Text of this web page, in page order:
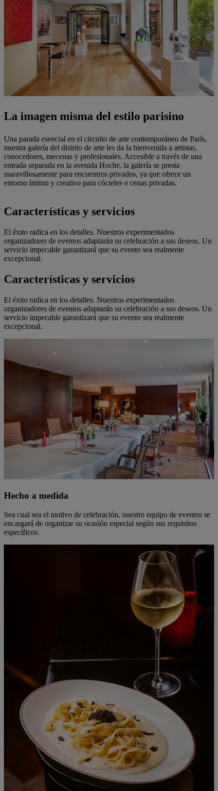
La imagen misma del estilo parisino
Una parada esencial en el circuito de arte contemporáneo de París,
nuestra galería del distrito de arte les da la bienvenida a artistas,
conocedores, mecenas y profesionales. Accesible a través de una
entrada separada en la avenida Hoche, la galería se presta
maravillosamente para encuentros privados, ya que ofrece un
entorno íntimo y creativo para cócteles o cenas privadas.
Características y servicios
El éxito radica en los detalles. Nuestros experimentados
organizadores de eventos adaptarán su celebración a sus deseos. Un
servicio impecable garantizará que su evento sea realmente
excepcional.
Características y servicios
El éxito radica en los detalles. Nuestros experimentados
organizadores de eventos adaptarán su celebración a sus deseos. Un
servicio impecable garantizará que su evento sea realmente
excepcional.
Hecho a medida
Sea cual sea el motivo de celebración, nuestro equipo de eventos se
encargará de organizar su ocasión especial según sus requisitos
específicos.